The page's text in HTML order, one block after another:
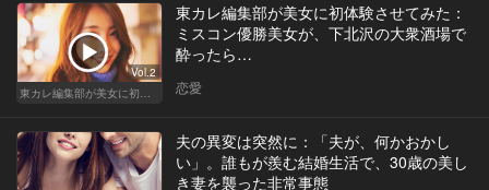
Vol.2
東カレ編集部が美女に初体験させてみた
東カレ編集部が美女に初体験させてみた：
ミスコン優勝美女が、下北沢の大衆酒場で
酔ったら…
恋愛
夫の異変は突然に：「夫が、何かおかし
い」。誰もが羨む結婚生活で、30歳の美し
き妻を襲った非常事態